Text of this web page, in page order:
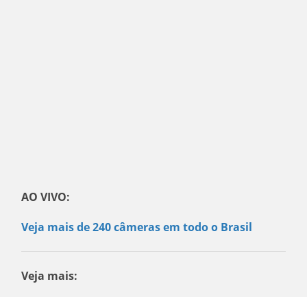
AO VIVO:
Veja mais de 240 câmeras em todo o Brasil
Veja mais: